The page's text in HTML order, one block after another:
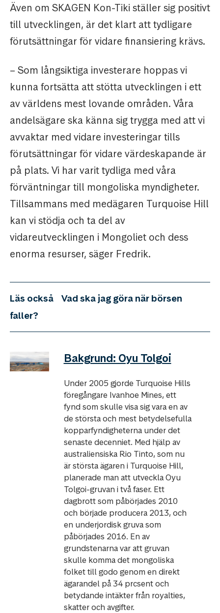
Även om SKAGEN Kon-Tiki ställer sig positivt
till utvecklingen, är det klart att tydligare
förutsättningar för vidare finansiering krävs.
– Som långsiktiga investerare hoppas vi
kunna fortsätta att stötta utvecklingen i ett
av världens mest lovande områden. Våra
andelsägare ska känna sig trygga med att vi
avvaktar med vidare investeringar tills
förutsättningar för vidare värdeskapande är
på plats. Vi har varit tydliga med våra
förväntningar till mongoliska myndigheter.
Tillsammans med medägaren Turquoise Hill
kan vi stödja och ta del av
vidareutvecklingen i Mongoliet och dess
enorma resurser, säger Fredrik.
Läs också
Vad ska jag göra när börsen
faller?
Bakgrund: Oyu Tolgoi
Under 2005 gjorde Turquoise Hills
föregångare Ivanhoe Mines, ett
fynd som skulle visa sig vara en av
de största och mest betydelsefulla
kopparfyndigheterna under det
senaste decenniet. Med hjälp av
australiensiska Rio Tinto, som nu
är största ägaren i Turquoise Hill,
planerade man att utveckla Oyu
Tolgoi-gruvan i två faser. Ett
dagbrott som påbörjades 2010
och började producera 2013, och
en underjordisk gruva som
påbörjades 2016. En av
grundstenarna var att gruvan
skulle komma det mongoliska
folket till godo genom en direkt
ägarandel på 34 prcsent och
betydande intäkter från royalties,
skatter och avgifter.